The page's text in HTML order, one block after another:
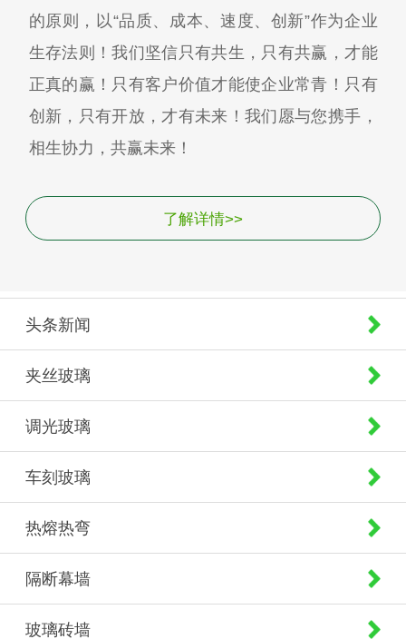
的原则，以“品质、成本、速度、创新”作为企业
生存法则！我们坚信只有共生，只有共赢，才能
正真的赢！只有客户价值才能使企业常青！只有
创新，只有开放，才有未来！我们愿与您携手，
相生协力，共赢未来！
了解详情>>
头条新闻
夹丝玻璃
调光玻璃
车刻玻璃
热熔热弯
隔断幕墙
玻璃砖墙